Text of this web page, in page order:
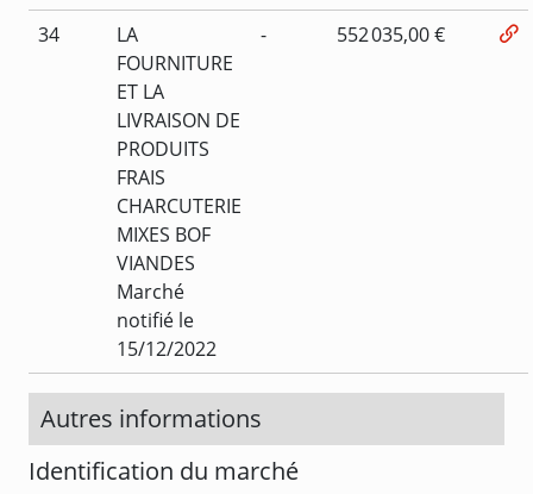
34
LA
FOURNITURE
ET LA
LIVRAISON DE
PRODUITS
FRAIS
CHARCUTERIE
MIXES BOF
VIANDES
Marché
notifié le
15/12/2022
- 552 035,00 €
Autres informations
Identification du marché